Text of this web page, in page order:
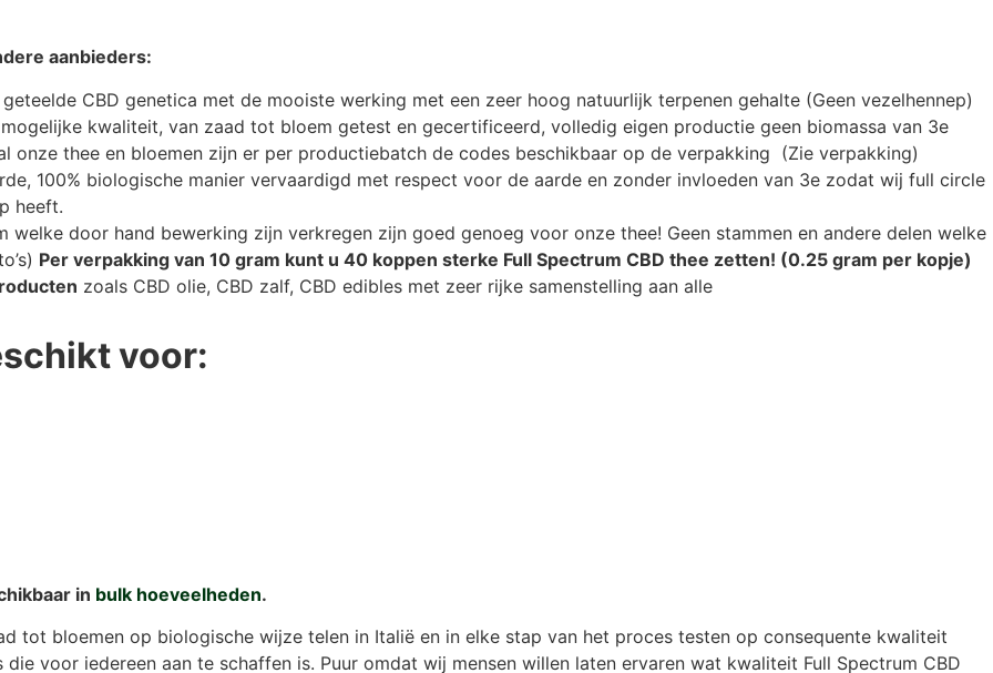
aanbieders:
CBD genetica met de mooiste werking met een zeer hoog natuurlijk terpenen gehalte (Geen vezelhennep)
kwaliteit, van zaad tot bloem getest en gecertificeerd, volledig eigen productie geen biomassa van 3e
onze thee en bloemen zijn er per productiebatch de codes beschikbaar op de verpakking (Zie verpakking)
100% biologische manier vervaardigd met respect voor de aarde en zonder invloeden van 3e zodat wij full circle
heeft.
welke door hand bewerking zijn verkregen zijn goed genoeg voor onze thee! Geen stammen en andere delen welke
Per verpakking van 10 gram kunt u 40 koppen sterke Full Spectrum CBD thee zetten! (0.25 gram per kopje)
zoals CBD olie, CBD zalf, CBD edibles met zeer rijke samenstelling aan alle
voor:
in bulk hoeveelheden.
tot bloemen op biologische wijze telen in Italië en in elke stap van het proces testen op consequente kwaliteit
voor iedereen aan te schaffen is. Puur omdat wij mensen willen laten ervaren wat kwaliteit Full Spectrum CBD